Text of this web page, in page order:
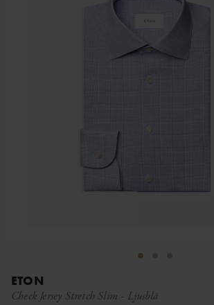
ETON
Check Jersey Stretch Slim - Ljusblå